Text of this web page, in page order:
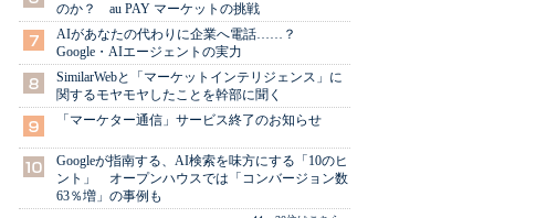
のか？ au PAY マーケットの挑戦
AIがあなたの代わりに企業へ電話……？
Google・AIエージェントの実力
SimilarWebと「マーケットインテリジェンス」に
関するモヤモヤしたことを幹部に聞く
「マーケター通信」サービス終了のお知らせ
Googleが指南する、AI検索を味方にする「10のヒ
ント」 オープンハウスでは「コンバージョン数
63％増」の事例も